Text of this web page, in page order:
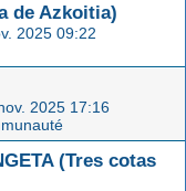
de Azkoitia)
2025 09:22
2025 17:16
(Tres cotas